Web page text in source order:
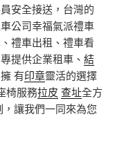
安全接送，台灣的
公司幸福氣派禮車
禮車出租、禮車看
提供企業租車、 結
有印章靈活的選擇
椅服務拉皮 查址全方
讓我們一同來為您